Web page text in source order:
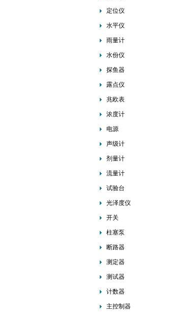
定位仪
水平仪
雨量计
水份仪
探鱼器
露点仪
兆欧表
浓度计
电源
声级计
剂量计
流量计
试验台
光泽度仪
开关
柱塞泵
断路器
测定器
测试器
计数器
主控制器